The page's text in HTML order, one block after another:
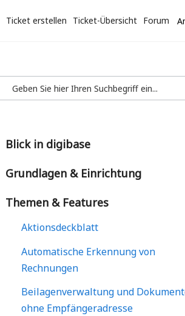
Ticket erstellen Ticket-Übersicht Forum
Blick in digibase
Grundlagen & Einrichtung
Themen & Features
Aktionsdeckblatt
Automatische Erkennung von
Rechnungen
Beilagenverwaltung und
ohne Empfängeradresse